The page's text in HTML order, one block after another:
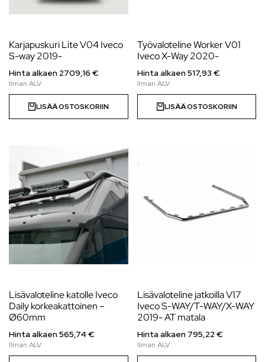
Karjapuskuri Lite V04 Iveco
S-way 2019-
Hinta alkaen 2709,16 €
LISÄÄ OSTOSKORIIN
Työvaloteline Worker V01
Iveco X-Way 2020-
Hinta alkaen517,93 €
LISÄÄ OSTOSKORIIN
Lisävaloteline katolle Iveco
Daily korkeakattoinen –
Ø60mm
Hinta alkaen 565,74 €
Lisävaloteline jatkoilla V17
Iveco S-WAY/T-WAY/X-WAY
2019- AT matala
Hinta alkaen 795,22 €